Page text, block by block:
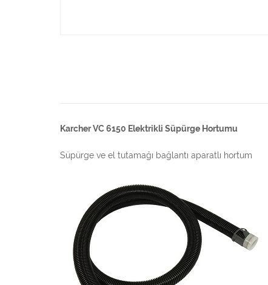
Karcher VC 6150 Elektrikli Süpürge Hortumu
Süpürge ve el tutamağı bağlantı aparatlı hortum